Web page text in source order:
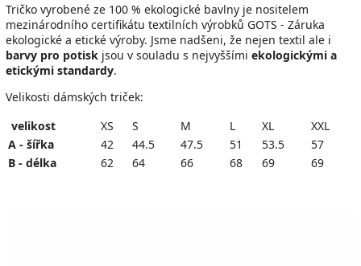
Tričko vyrobené ze 100 % ekologické bavlny je nositelem
mezinárodního certifikátu textilních výrobků GOTS - Záruka
ekologické a etické výroby. Jsme nadšeni, že nejen textil ale i
barvy pro potisk jsou v souladu s nejvyššími ekologickými a
etickými standardy.
Velikosti dámských triček:
velikost
XS S M L XL
XXL
A - šířka
42 44.5 47.5 51 53.5
57
B - délka
62 64 66 68 69 69